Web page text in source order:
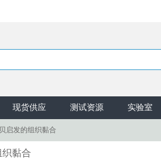
现货供应 测试资源 实验室
启发的组织黏合
织黏合